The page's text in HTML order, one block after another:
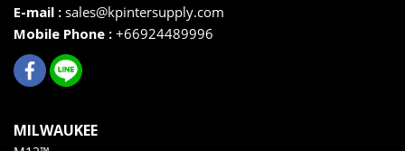
E-mail : sales@kpintersupply.com
Mobile Phone : +66924489996
MILWAUKEE